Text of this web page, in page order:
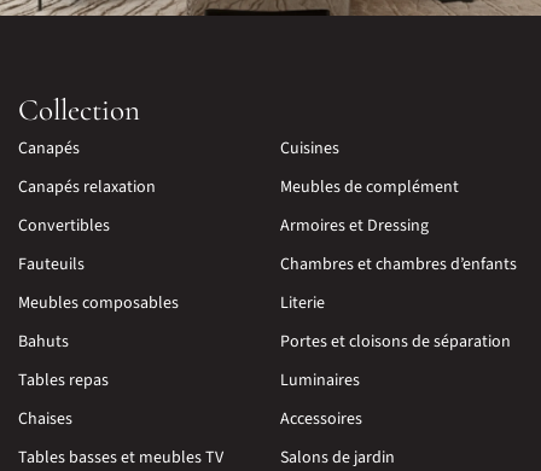
Collection
Canapés
Canapés relaxation
Convertibles
Fauteuils
Meubles composables
Bahuts
Tables repas
Chaises
Tables basses et meubles TV
Cuisines
Meubles de complément
Armoires et Dressing
Chambres et chambres d’enfants
Literie
Portes et cloisons de séparation
Luminaires
Accessoires
Salons de jardin